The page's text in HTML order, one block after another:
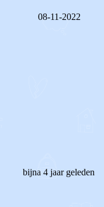
08-11-2022
bijna 4 jaar geleden